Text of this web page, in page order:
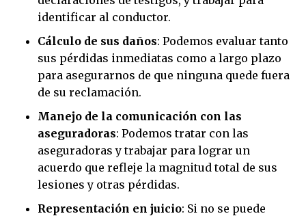
identificar al conductor.
Cálculo de sus daños: Podemos evaluar tanto
sus pérdidas inmediatas como a largo plazo
para asegurarnos de que ninguna quede fuera
de su reclamación.
Manejo de la comunicación con las
aseguradoras: Podemos tratar con las
aseguradoras y trabajar para lograr un
acuerdo que refleje la magnitud total de sus
lesiones y otras pérdidas.
Representación en juicio: Si no se puede